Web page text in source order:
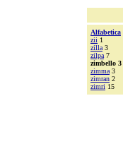
Alfabetica
zii 1
zilla 3
zilpa 7
zimbello 3
zimma 3
zimran 2
zimri 15